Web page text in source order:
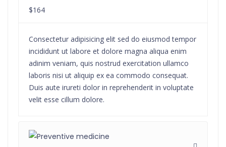
$164
Consectetur adipisicing elit sed do eiusmod tempor
incididunt ut labore et dolore magna aliqua enim
adinim veniam, quis nostrud exercitation ullamco
laboris nisi ut aliquip ex ea commodo consequat.
Duis aute irureti dolor in reprehenderit in voluptate
velit esse cillum dolore.